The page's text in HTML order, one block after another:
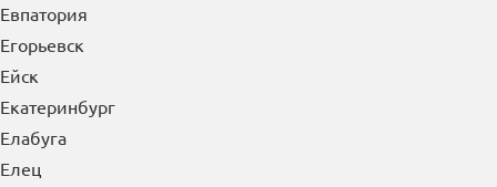
Евпатория
Егорьевск
Ейск
Екатеринбург
Елабуга
Елец